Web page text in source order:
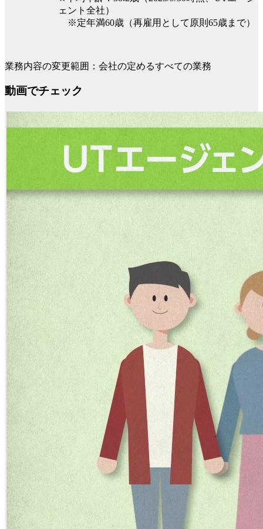
ェント全社）
※定年満60歳（再雇用として原則65歳まで）
業務内容の変更範囲：会社の定めるすべての業務
動画でチェック